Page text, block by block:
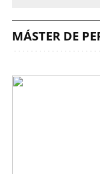
MÁSTER DE